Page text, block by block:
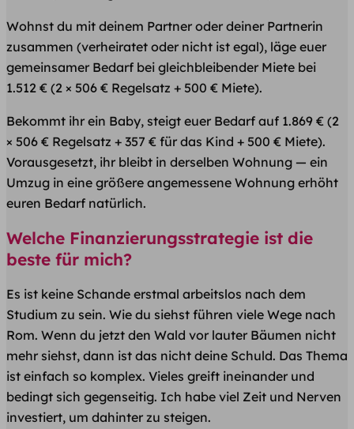
Wohnst du mit deinem Partner oder deiner Partnerin
zusammen (verheiratet oder nicht ist egal), läge euer
gemeinsamer Bedarf bei gleichbleibender Miete bei
1.512 € (2 × 506 € Regelsatz + 500 € Miete).
Bekommt ihr ein Baby, steigt euer Bedarf auf 1.869 € (2
× 506 € Regelsatz + 357 € für das Kind + 500 € Miete).
Vorausgesetzt, ihr bleibt in derselben Wohnung — ein
Umzug in eine größere angemessene Wohnung erhöht
euren Bedarf natürlich.
Welche Finanzierungsstrategie ist die
beste für mich?
Es ist keine Schande erstmal arbeitslos nach dem
Studium zu sein. Wie du siehst führen viele Wege nach
Rom. Wenn du jetzt den Wald vor lauter Bäumen nicht
mehr siehst, dann ist das nicht deine Schuld. Das Thema
ist einfach so komplex. Vieles greift ineinander und
bedingt sich gegenseitig. Ich habe viel Zeit und Nerven
investiert, um dahinter zu steigen.